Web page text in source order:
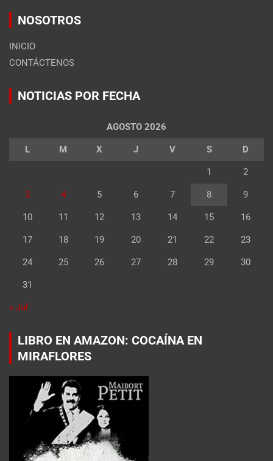
NOSOTROS
INICIO
CONTÁCTENOS
NOTICIAS POR FECHA
AGOSTO 2026
L M X J V S D
1 2
3 4 5 6 7 8 9
10 11 12 13 14 15 16
17 18 19 20 21 22 23
24 25 26 27 28 29 30
31
« Jul
LIBRO EN AMAZON: COCAÍNA EN
MIRAFLORES